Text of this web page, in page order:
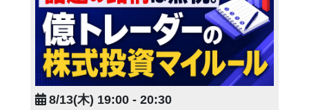
8/13(木) 19:00 - 20:30